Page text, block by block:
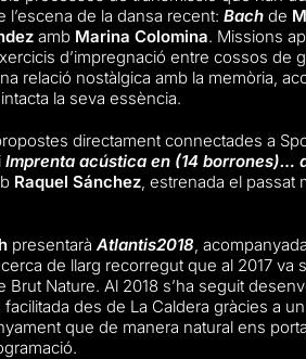
de la dansa recent: Bachde
amb Marina Colomina. Missions
d’impregnació entre cossos de
relació nostàlgica amb la memòria,
la seva essència.
directament connectades a
Imprenta acústica en (14 borrones)…
Raquel Sánchez, estrenada el passat
presentaràAtlantis2018,
de llarg recorregut que al 2017 va
Nature. Al 2018 s’ha seguit
des de La Caldera gràcies a
que de manera natural ens